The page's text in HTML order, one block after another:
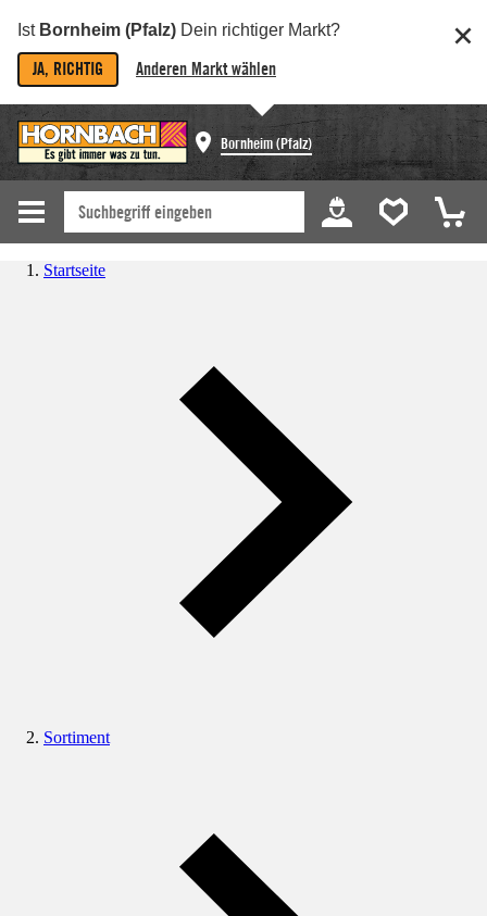
Ist Bornheim (Pfalz) Dein richtiger Markt?
JA, RICHTIG Anderen Markt wählen
Bornheim (Pfalz)
Startseite
Sortiment